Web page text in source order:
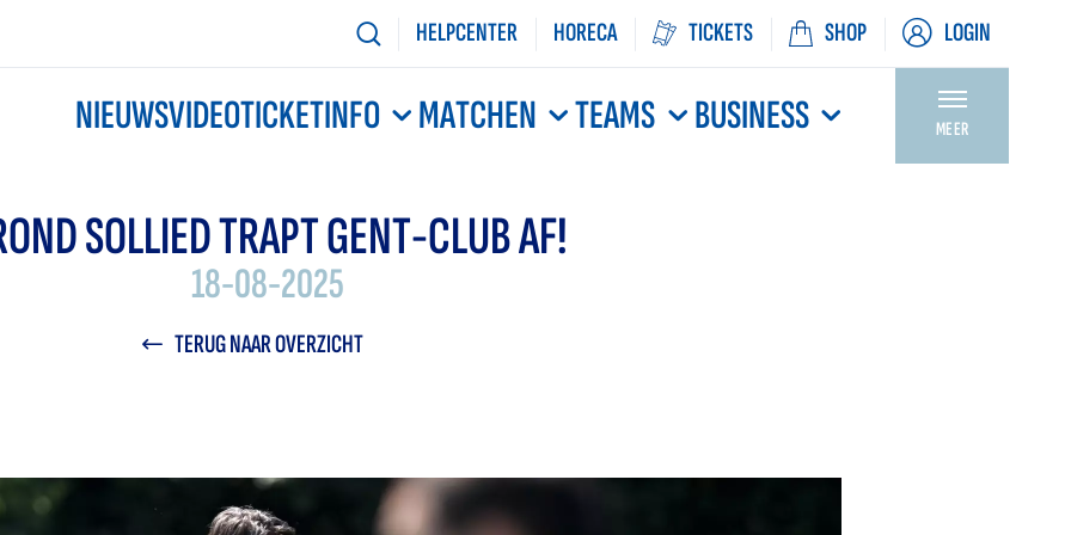
HELPCENTER HORECA TICKETS SHOP LOGIN
NIEUWSVIDEOTICKETINFO MATCHEN TEAMS BUSINESS MEER
SOLLIED TRAPT GENT-CLUB AF!
18-08-2025
TERUG NAAR OVERZICHT